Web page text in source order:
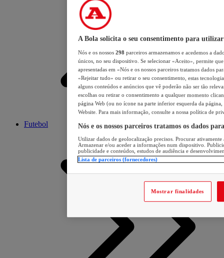
Futebol
A Bola solicita o seu consentimento para utilizar
Nós e os nossos 298 parceiros armazenamos e acedemos a
únicos, no seu dispositivo. Se selecionar «Aceito», permite
apresentadas em «Nós e os nossos parceiros tratamos dados
«Rejeitar tudo» ou retirar o seu consentimento, estas
alguns conteúdos e anúncios que vê poderão não ser tão
escolhas ou retirar o consentimento a qualquer momento
página Web (ou no ícone na parte inferior esquerda da página,
Website. Para mais informação, consulte a nossa política de
Nós e os nossos parceiros tratamos os dados
Utilizar dados de geolocalização precisos. Procurar
Armazenar e/ou aceder a informações num dispositivo.
publicidade e conteúdos, estudos de audiência e
Lista de parceiros (fornecedores)
Mostrar finalidades